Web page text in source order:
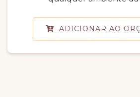
ADICIONAR AO